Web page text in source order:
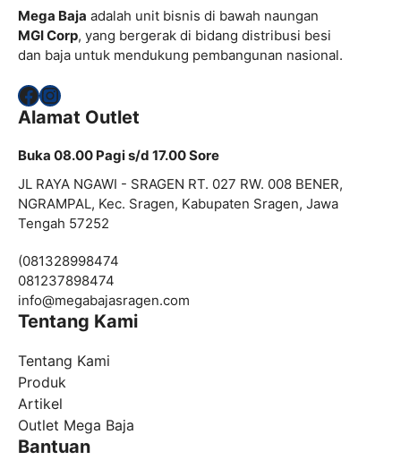
Mega Baja adalah unit bisnis di bawah naungan
MGI Corp, yang bergerak di bidang distribusi besi
dan baja untuk mendukung pembangunan nasional.
Facebook
Instagram
Alamat Outlet
Buka 08.00 Pagi s/d 17.00 Sore
JL RAYA NGAWI - SRAGEN RT. 027 RW. 008 BENER,
NGRAMPAL, Kec. Sragen, Kabupaten Sragen, Jawa
Tengah 57252
(081328998474
081237898474
info@megabajasragen.com
Tentang Kami
Tentang Kami
Produk
Artikel
Outlet Mega Baja
Bantuan